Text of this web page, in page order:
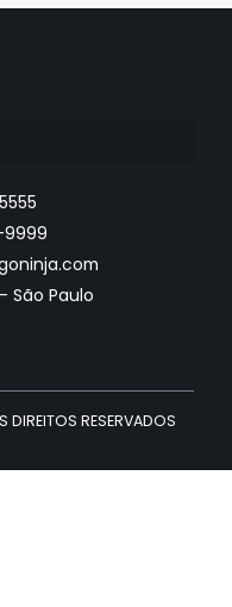
9999
São Paulo
RESERVADOS